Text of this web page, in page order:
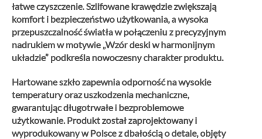
łatwe czyszczenie.Szlifowane krawędzie zwiększają
komfort i bezpieczeństwo użytkowania, a wysoka
przepuszczalność światła w połączeniu z precyzyjnym
nadrukiem w motywie „Wzór deski w harmonijnym
układzie” podkreśla nowoczesny charakter produktu.
Hartowane szkło zapewnia odporność na wysokie
temperatury oraz uszkodzenia mechaniczne,
gwarantując długotrwałe i bezproblemowe
użytkowanie. Produkt został zaprojektowany i
wyprodukowany w Polsce z dbałością o detale, objęty